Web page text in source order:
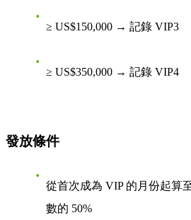
≥ US$150,000 → 記錄 VIP3
≥ US$350,000 → 記錄 VIP4
發放條件
從首次成為 VIP 的月份起算
數的 50%